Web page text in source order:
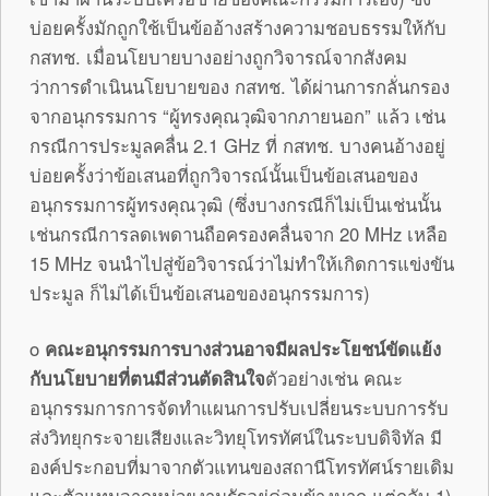
บ่อยครั้งมักถูกใช้เป็นข้ออ้างสร้างความชอบธรรมให้กับ
กสทช. เมื่อนโยบายบางอย่างถูกวิจารณ์จากสังคม
ว่าการดำเนินนโยบายของ กสทช. ได้ผ่านการกลั่นกรอง
จากอนุกรรมการ “ผู้ทรงคุณวุฒิจากภายนอก” แล้ว เช่น
กรณีการประมูลคลื่น 2.1 GHz ที่ กสทช. บางคนอ้างอยู่
บ่อยครั้งว่าข้อเสนอที่ถูกวิจารณ์นั้นเป็นข้อเสนอของ
อนุกรรมการผู้ทรงคุณวุฒิ (ซึ่งบางกรณีก็ไม่เป็นเช่นนั้น
เช่นกรณีการลดเพดานถือครองคลื่นจาก 20 MHz เหลือ
15 MHz จนนำไปสู่ข้อวิจารณ์ว่าไม่ทำให้เกิดการแข่งขัน
ประมูล ก็ไม่ได้เป็นข้อเสนอของอนุกรรมการ)
o คณะอนุกรรมการบางส่วนอาจมีผลประโยชน์ขัดแย้ง
กับนโยบายที่ตนมีส่วนตัดสินใจตัวอย่างเช่น คณะ
อนุกรรมการการจัดทำแผนการปรับเปลี่ยนระบบการรับ
ส่งวิทยุกระจายเสียงและวิทยุโทรทัศน์ในระบบดิจิทัล มี
องค์ประกอบที่มาจากตัวแทนของสถานีโทรทัศน์รายเดิม